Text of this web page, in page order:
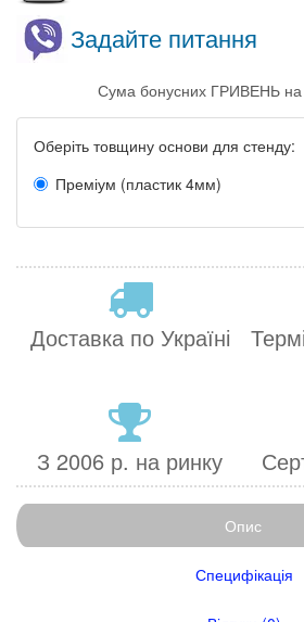
Задайте питання
Сума бонусних ГРИВЕНЬ на
Оберіть товщину основи для стенду:
Преміум (пластик 4мм)
Доставка по Україні
З 2006 р. на ринку
Опис
Специфікація